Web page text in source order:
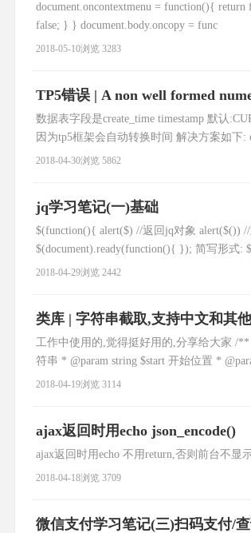
document.oncontextmenu = function(){
false; } } document.body.oncopy = func
2018-05-10浏览 3283
TP5错误 | A non well formed
数据表字段是create_time timestamp 默认
因为tp5框架会自动转换时间 解决方案如下:
2018-04-30浏览 5862
jq学习笔记(一)基础
$(function(){ alert($) //返回jq对象 alert($())
$(document).ready(function(){ }); 简写形式:
2018-04-29浏览 2442
类库 | 字符串截取,支持中文和其
工作中使用的,觉得挺好用的,分享给大家 /**
符串 * @param string $start 开始位置 *
2018-04-19浏览 3114
ajax返回时用echo json_encode()
ajax返回时用echo 不用return,否则前台不显
2018-04-18浏览 3709
微信支付学习笔记(三)扫码支付/